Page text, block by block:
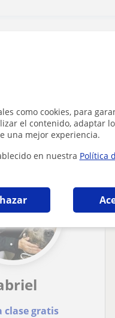
como cookies, para
el contenido, adaptar
una mejor experiencia.
en nuestra Política
interesarte
clase gratis